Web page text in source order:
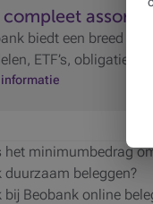
compleet
biedt een breed
ETF’s, obligaties,
het minimumbedrag
duurzaam beleggen?
bij Beobank online